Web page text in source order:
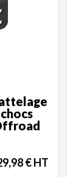
€ HT